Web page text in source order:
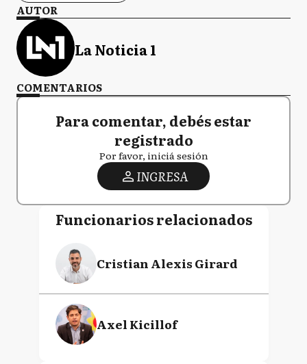
AUTOR
La Noticia 1
COMENTARIOS
Para comentar, debés estar
registrado
Por favor, iniciá sesión
INGRESA
Funcionarios relacionados
Cristian Alexis Girard
Axel Kicillof